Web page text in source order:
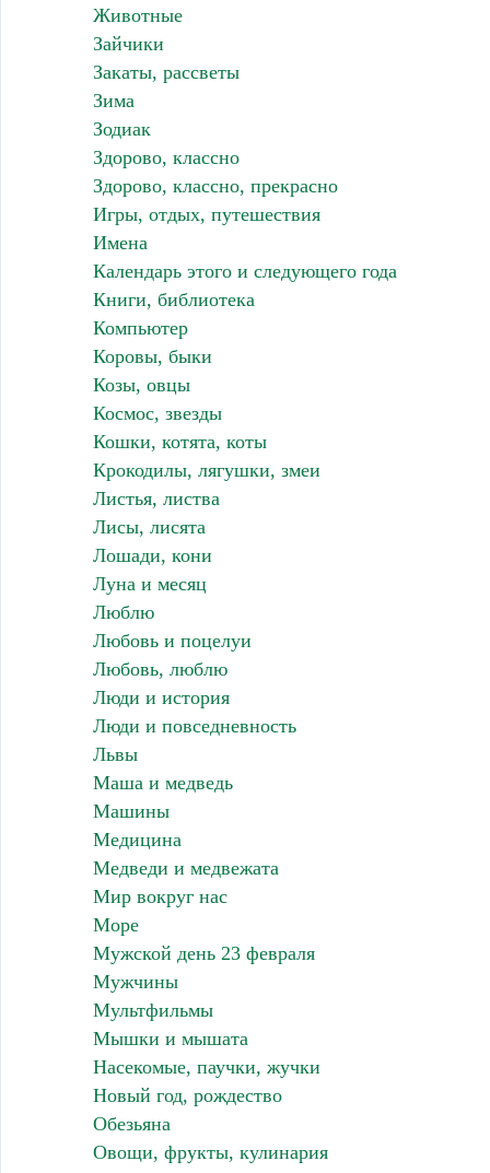
Животные
Зайчики
Закаты, рассветы
Зима
Зодиак
Здорово, классно
Здорово, классно, прекрасно
Игры, отдых, путешествия
Имена
Календарь этого и следующего года
Книги, библиотека
Компьютер
Коровы, быки
Козы, овцы
Космос, звезды
Кошки, котята, коты
Крокодилы, лягушки, змеи
Листья, листва
Лисы, лисята
Лошади, кони
Луна и месяц
Люблю
Любовь и поцелуи
Любовь, люблю
Люди и история
Люди и повседневность
Львы
Маша и медведь
Машины
Медицина
Медведи и медвежата
Мир вокруг нас
Море
Мужской день 23 февраля
Мужчины
Мультфильмы
Мышки и мышата
Насекомые, паучки, жучки
Новый год, рождество
Обезьяна
Овощи, фрукты, кулинария